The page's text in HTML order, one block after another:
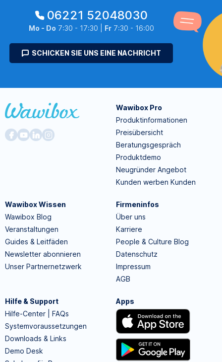
06221 52048030
Mo - Do 7:30 - 17:30 | Fr7:30 - 16:00
SCHICKEN SIE UNS EINE NACHRICHT
Wawibox Pro
Produktinformationen
Preisübersicht
Beratungsgespräch
Produktdemo
Neugründer Angebot
Kunden werben Kunden
Wawibox Wissen
Wawibox Blog
Veranstaltungen
Guides & Leitfäden
Newsletter abonnieren
Unser Partnernetzwerk
Firmeninfos
Über uns
Karriere
People & Culture Blog
Datenschutz
Impressum
AGB
Hilfe & Support
Hilfe-Center | FAQs
Systemvoraussetzungen
Downloads & Links
Demo Desk
Apps